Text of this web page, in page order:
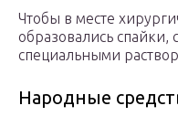
Чтобы в месте
образовались
специальными
Народные